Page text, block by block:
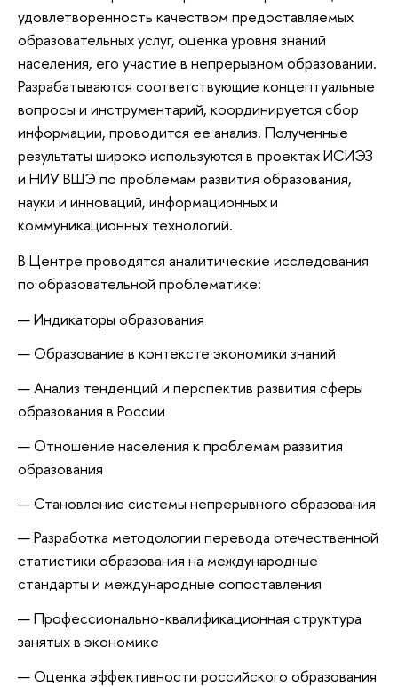
удовлетворенность качеством предоставляемых
образовательных услуг, оценка уровня знаний
населения, его участие в непрерывном образовании.
Разрабатываются соответствующие концептуальные
вопросы и инструментарий, координируется сбор
информации, проводится ее анализ. Полученные
результаты широко используются в проектах ИСИЭЗ
и НИУ ВШЭ по проблемам развития образования,
науки и инноваций, информационных и
коммуникационных технологий.
В Центре проводятся аналитические исследования
по образовательной проблематике:
Индикаторы образования
Образование в контексте экономики знаний
Анализ тенденций и перспектив развития сферы
образования в России
Отношение населения к проблемам развития
образования
Становление системы непрерывного образования
Разработка методологии перевода отечественной
статистики образования на международные
стандарты и международные сопоставления
Профессионально-квалификационная структура
занятых в экономике
Оценка эффективности российского образования